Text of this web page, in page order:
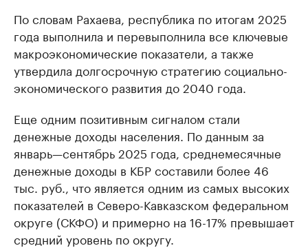
По словам Рахаева, республика по итогам 2025
года выполнила и перевыполнила все ключевые
макроэкономические показатели, а также
утвердила долгосрочную стратегию социально-
экономического развития до 2040 года.
Еще одним позитивным сигналом стали
денежные доходы населения. По данным за
январь—сентябрь 2025 года, среднемесячные
денежные доходы в КБР составили более 46
тыс. руб., что является одним из самых высоких
показателей в Северо-Кавказском федеральном
округе (СКФО) и примерно на 16-17% превышает
средний уровень по округу.